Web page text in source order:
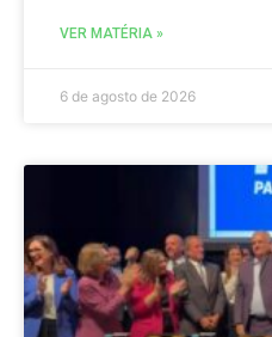
VER MATÉRIA »
6 de agosto de 2026